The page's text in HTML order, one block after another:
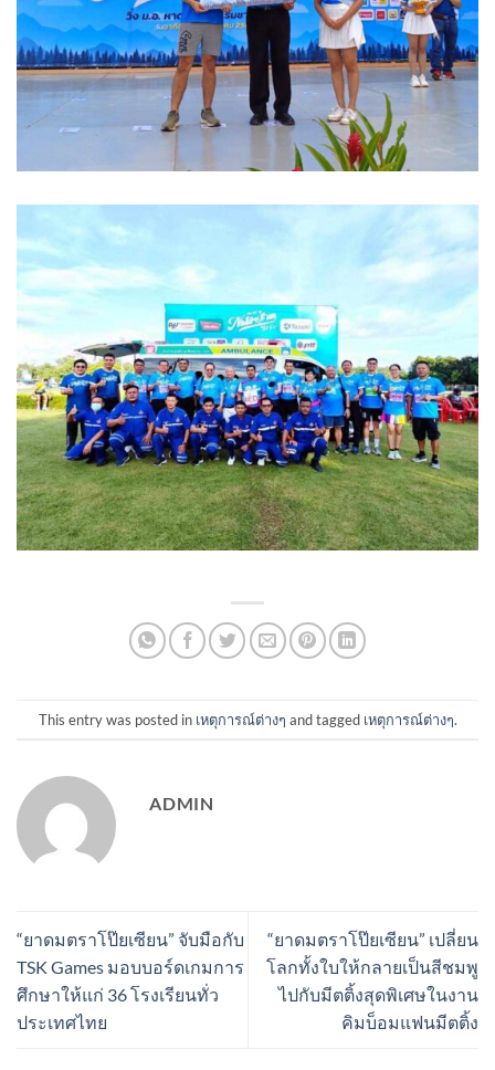
This entry was posted in เหตุการณ์ต่างๆ and tagged เหตุการณ์ต่างๆ.
ADMIN
“ยาดมตราโป๊ยเซียน” จับมือกับ
TSK Games มอบบอร์ดเกมการ
ศึกษาให้แก่ 36 โรงเรียนทั่ว
ประเทศไทย
“ยาดมตราโป๊ยเซียน” เปลี่ยน
โลกทั้งใบให้กลายเป็นสีชมพู
ไปกับมีตติ้งสุดพิเศษในงาน
คิมบ็อมแฟนมีตติ้ง